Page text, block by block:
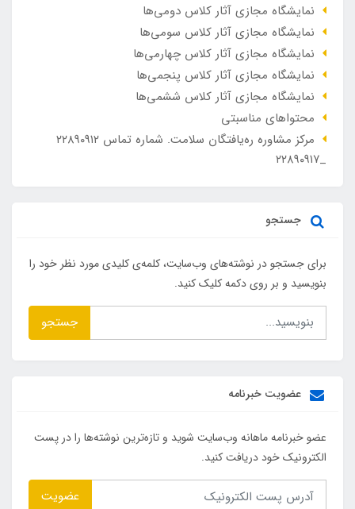
نمایشگاه مجازی آثار کلاس دومی‌ها
نمایشگاه مجازی آثار کلاس سومی‌ها
نمایشگاه مجازی آثار کلاس چهارمی‌ها
نمایشگاه مجازی آثار کلاس پنجمی‌ها
نمایشگاه مجازی آثار کلاس ششمی‌ها
محتواهای مناسبتی
مرکز مشاوره ره‌یافتگان سلامت. شماره تماس ۲۲۸۹۰۹۱۲
_۲۲۸۹۰۹۱۷
جستجو
برای جستجو در نوشته‌های وب‌سایت، کلمه‌ی کلیدی مورد نظر خود را
بنویسید و بر روی دکمه کلیک کنید.
جستجو
عضویت خبرنامه
عضو خبرنامه ماهانه وب‌سایت شوید و تازه‌ترین نوشته‌ها را در پست
الکترونیک خود دریافت کنید.
عضویت